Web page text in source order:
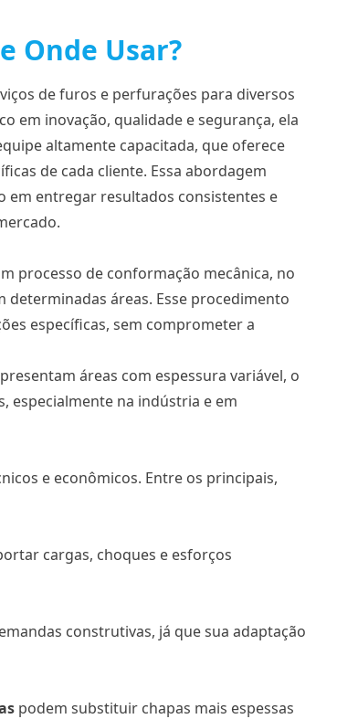
Onde Usar?
de furos e perfurações para diversos
em inovação, qualidade e segurança, ela
altamente capacitada, que oferece
de cada cliente. Essa abordagem
em entregar resultados consistentes e
processo de conformação mecânica, no
determinadas áreas. Esse procedimento
específicas, sem comprometer a
áreas com espessura variável, o
especialmente na indústria e em
e econômicos. Entre os principais,
cargas, choques e esforços
construtivas, já que sua adaptação
podem substituir chapas mais espessas